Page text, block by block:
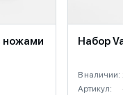
ножами Набор
В наличии:
Артикул: